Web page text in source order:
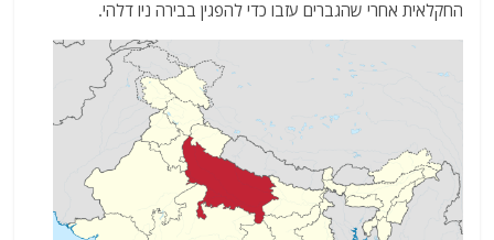
A
ra
m
b
o
k
החקלאית אחרי שהגברים עזבו כדי להפגין בבירה ניו דלהי.